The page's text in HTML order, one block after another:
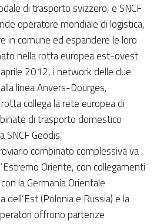
di trasporto svizzero, e SNCF
operatore mondiale di logistica,
in comune ed espandere le loro
nella rotta europea est-ovest
2012, i network delle due
linea Anvers-Dourges,
collega la rete europea di
di trasporto domestico
SNCF Geodis.
combinato complessiva va
Oriente, con collegamenti
la Germania Orientale
dell’Est (Polonia e Russia) e la
offrono partenze